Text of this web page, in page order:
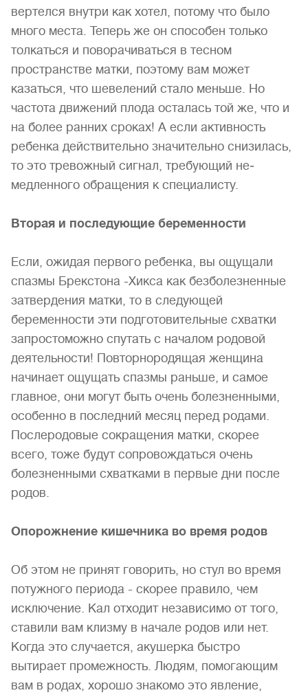
вертелся внутри как хотел, потому что было
много места. Теперь же он способен только
толкаться и поворачиваться в тесном
пространстве мат­ки, поэтому вам может
казаться, что шевелений стало меньше. Но
частота движений плода осталась той же, что и
на более ранних сроках! А если активность
ребенка действительно зна­чительно снизилась,
то это тревожный сигнал, требующий не­
медленного обращения к специалисту.
Вторая и последующие беременности
Если, ожидая первого ребенка, вы ощущали
спазмы Брекстона -Хикса как безболезненные
затвердения матки, то в сле­дующей
беременности эти подготовительные схватки
запростоможно спутать с началом родовой
деятельности! Повторноро­дящая женщина
начинает ощущать спазмы раньше, и самое
главное, они могут быть очень болезненными,
особенно в по­следний месяц перед родами.
Послеродовые сокращения матки, скорее
всего, тоже будут сопровождаться очень
болезненными схватками в первые дни после
родов.
Опорожнение кишечника во время родов
Об этом не принят говорить, но стул во время
потужного периода - скорее правило, чем
исключение. Кал отходит неза­висимо от того,
ставили вам клизму в начале родов или нет.
Когда это случается, акушерка быстро
вытирает промежность. Людям, помогающим
вам в родах, хорошо знакомо это явление,